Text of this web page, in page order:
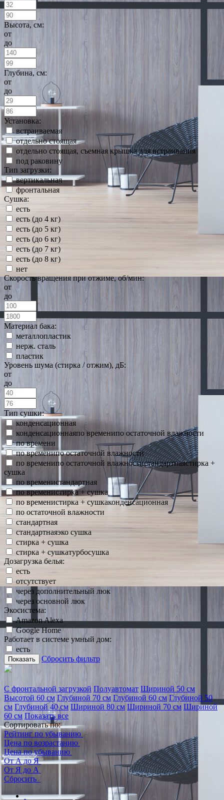
Высота, см:
от
до
Глубина, см:
от
до
Установка:
встраиваемая
отдельно стоящая
отдельно стоящая, съемная крышка для встраивания
под раковину
Тип загрузки:
вертикальная
фронтальная
Сушка:
есть
есть (до 4 кг)
есть (до 5 кг)
есть (до 6 кг)
есть (до 7 кг)
есть (до 8 кг)
нет
Скорость вращения при отжиме, об/мин:
от
до
Материал бака:
металлопластик
нерж. сталь
пластик
Уровень шума (стирка / отжим), дБ:
от
до
Тип сушки:
конденсационная
конденсационнаяпо временипо остаточной влажности
по времени
по временипо остаточной влажности
по временипо остаточной влажностистандартнаястирка +
сушка
по временистандартная
по временистирка + сушка
по временистирка + сушкаконденсационная
по остаточной влажности
стандартная
стандартнаяэко сушка
стирка + сушка
стирка + сушкатурбосушка
Дозагрузка белья:
есть
отсутствует
через дополнительный люк
через основной люк
Экосистема:
Amazon Alexa
Google Home
Работает в системе умный дом:
есть
Показать Сбросить фильтр
С фронтальной загрузкой Полуавтомат Шириной 50 см
Высотой 60 см Глубиной 70 см Глубиной 60 см Глубиной 50
см Глубиной 40 см Шириной 80 см Шириной 70 см Шириной
60 см Показать все
Сортировать по:
Рейтинг по убыванию
Цена по возрастанию
Цена по убыванию
От А до Я
От Я до А
Сбросить